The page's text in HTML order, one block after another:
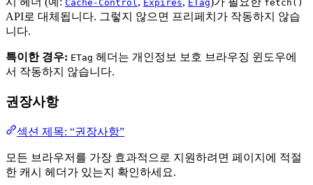
Cache-Control Expires ETag fetch()
API로 대체됩니다. 그렇지 않으면 프리페치가 작동하지 않습
니다.
특이한 경우: ETag 헤더는 개인정보 보호 브라우징 윈도우에
서 작동하지 않습니다.
권장사항
섹션 제목: “권장사항”
모든 브라우저를 가장 효과적으로 지원하려면 페이지에 적절
한 캐시 헤더가 있는지 확인하세요.